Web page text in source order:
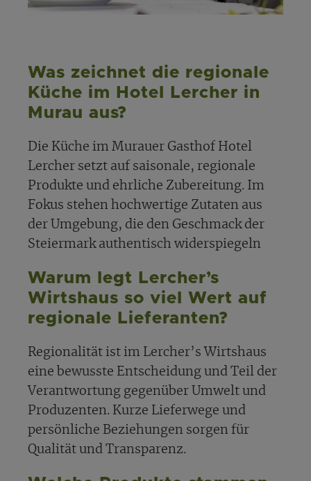
Was zeichnet die regionale
Küche im Hotel Lercher in
Murau aus?
Die Küche im Murauer Gasthof Hotel
Lercher setzt auf saisonale, regionale
Produkte und ehrliche Zubereitung. Im
Fokus stehen hochwertige Zutaten aus
der Umgebung, die den Geschmack der
Steiermark authentisch widerspiegeln
Warum legt Lercher’s
Wirtshaus so viel Wert auf
regionale Lieferanten?
Regionalität ist im Lercher’s Wirtshaus
eine bewusste Entscheidung und Teil der
Verantwortung gegenüber Umwelt und
Produzenten. Kurze Lieferwege und
persönliche Beziehungen sorgen für
Qualität und Transparenz.